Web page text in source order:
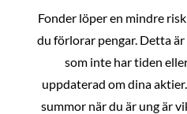
Fonder löper en mindre
du förlorar pengar. Detta
som inte har tiden
uppdaterad om dina
summor när du är ung är